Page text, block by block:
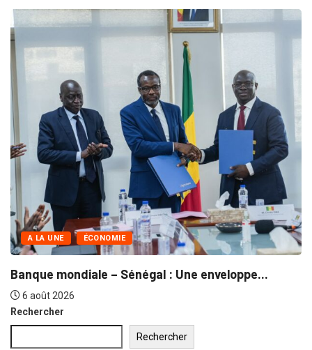
de...
A LA UNE ACTU-
Séminaire des
réformes...
Rechercher
Rechercher